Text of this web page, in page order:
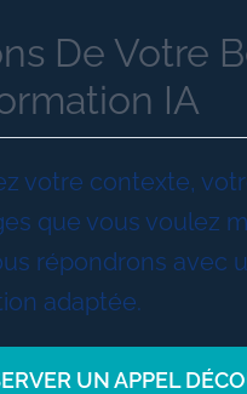
De Votre
IA
votre contexte,
que vous voulez
répondrons avec
adaptée.
UN APPEL